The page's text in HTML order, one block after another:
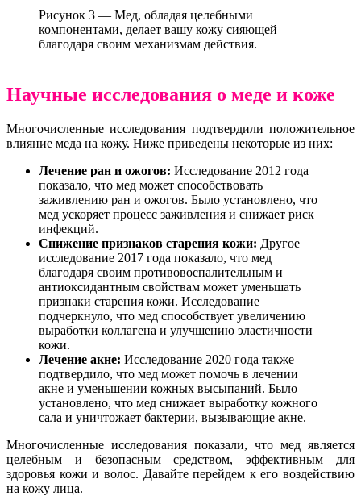
Рисунок 3 — Мед, обладая целебными
компонентами, делает вашу кожу сияющей
благодаря своим механизмам действия.
Научные исследования о меде и коже
Многочисленные исследования подтвердили положительное
влияние меда на кожу. Ниже приведены некоторые из них:
Лечение ран и ожогов: Исследование 2012 года
показало, что мед может способствовать
заживлению ран и ожогов. Было установлено, что
мед ускоряет процесс заживления и снижает риск
инфекций.
Снижение признаков старения кожи: Другое
исследование 2017 года показало, что мед
благодаря своим противовоспалительным и
антиоксидантным свойствам может уменьшать
признаки старения кожи. Исследование
подчеркнуло, что мед способствует увеличению
выработки коллагена и улучшению эластичности
кожи.
Лечение акне: Исследование 2020 года также
подтвердило, что мед может помочь в лечении
акне и уменьшении кожных высыпаний. Было
установлено, что мед снижает выработку кожного
сала и уничтожает бактерии, вызывающие акне.
Многочисленные исследования показали, что мед является
целебным и безопасным средством, эффективным для
здоровья кожи и волос. Давайте перейдем к его воздействию
на кожу лица.